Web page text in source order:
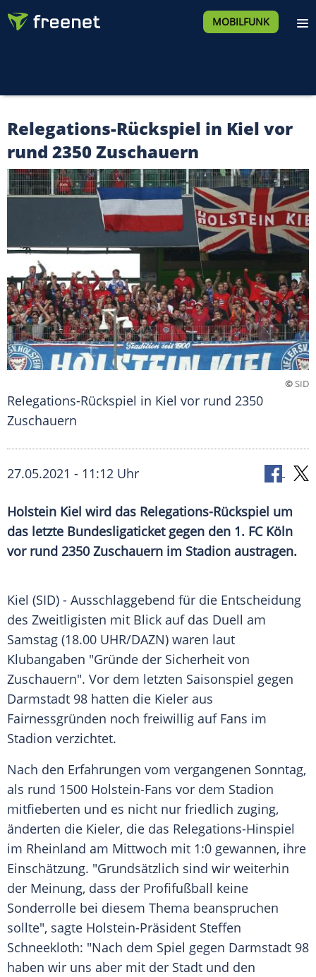
MOBILFUNK
Relegations-Rückspiel in Kiel vor
rund 2350 Zuschauern
©SID
Relegations-Rückspiel in Kiel vor rund 2350
Zuschauern
27.05.2021 - 11:12 Uhr
Holstein Kiel wird das Relegations-Rückspiel um
das letzte Bundesligaticketgegen den 1. FC Köln
vor rund 2350 Zuschauern im Stadion austragen.
Kiel (SID) - Ausschlaggebend für die Entscheidung
des Zweitligisten mit Blick auf das Duell am
Samstag (18.00 UHR/DAZN) waren laut
Klubangaben "Gründe der Sicherheit von
Zuschauern". Vor dem letzten Saisonspiel gegen
Darmstadt 98 hatten die Kieler aus
Fairnessgründen noch freiwillig auf Fans im
Stadion verzichtet.
Nach den Erfahrungen vom vergangenen Sonntag,
als rund 1500 Holstein-Fans vor dem Stadion
mitfieberten und es nicht nur friedlich zuging,
änderten die Kieler, die das Relegations-Hinspiel
im Rheinland am Mittwoch mit 1:0 gewannen, ihre
Einschätzung. "Grundsätzlich sind wir weiterhin
der Meinung, dass der Profifußball keine
Sonderrolle bei diesem Thema beanspruchen
sollte", sagte Holstein-Präsident Steffen
Schneekloth: "Nach dem Spiel gegen Darmstadt 98
haben wir uns aber mit der Stadt und den